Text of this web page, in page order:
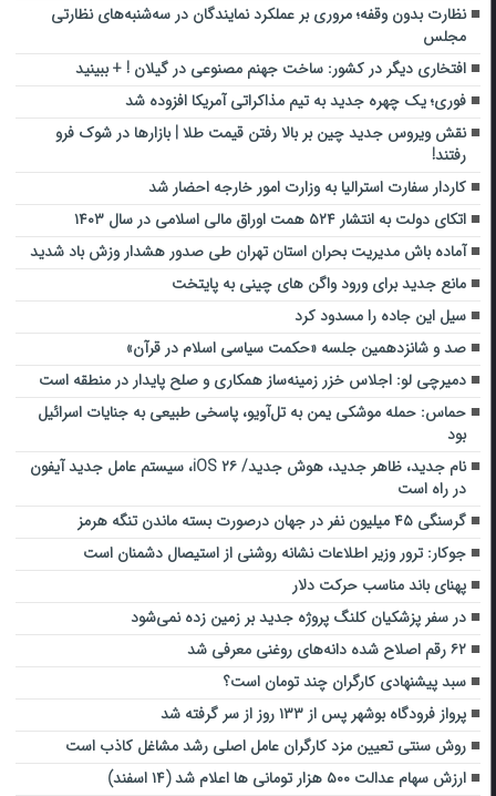
نظارت بدون وقفه؛ مروری بر عملکرد نمایندگان در سه‌شنبه‌های نظارتی
مجلس
افتخاری دیگر در کشور: ساخت جهنم مصنوعی در گیلان ! + ببینید
فوری؛ یک چهره جدید به تیم مذاکراتی آمریکا افزوده شد
نقش ویروس جدید چین بر بالا رفتن قیمت طلا | بازارها در شوک فرو
رفتند!
کاردار سفارت استرالیا به وزارت امور خارجه احضار شد
اتکای دولت به انتشار ۵۲۴ همت اوراق مالی اسلامی در سال ۱۴۰۳
آماده باش مدیریت بحران استان تهران طی صدور هشدار وزش باد شدید
مانع جدید برای ورود واگن های چینی به پایتخت
سیل این جاده را مسدود کرد
صد و شانزدهمین جلسه «حکمت سیاسی اسلام در قرآن»
دمیرچی لو: اجلاس خزر زمینه‌ساز همکاری و صلح پایدار در منطقه است
حماس: حمله موشکی یمن به تل‌آویو، پاسخی طبیعی به جنایات اسرائیل
بود
نام جدید، ظاهر جدید، هوش جدید/ iOS ۲۶، سیستم عامل جدید آیفون
در راه است
گرسنگی ۴۵ میلیون نفر در جهان درصورت بسته ماندن تنگه هرمز
جوکار: ترور وزیر اطلاعات نشانه روشنی از استیصال دشمنان است
پهنای باند مناسب حرکت دلار
در سفر پزشکیان کلنگ پروژه جدید بر زمین زده نمی‌شود
۶۲ رقم اصلاح شده دانه‌های روغنی معرفی شد
سبد پیشنهادی کارگران چند تومان است؟
پرواز فرودگاه بوشهر پس از ۱۳۳ روز از سر گرفته شد
روش سنتی تعیین مزد کارگران عامل اصلی رشد مشاغل کاذب است
ارزش سهام عدالت ۵۰۰ هزار تومانی ها اعلام شد (۱۴ اسفند)